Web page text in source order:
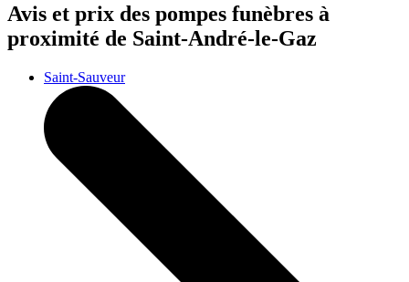
Avis et prix des pompes funèbres à
proximité de Saint-André-le-Gaz
Saint-Sauveur